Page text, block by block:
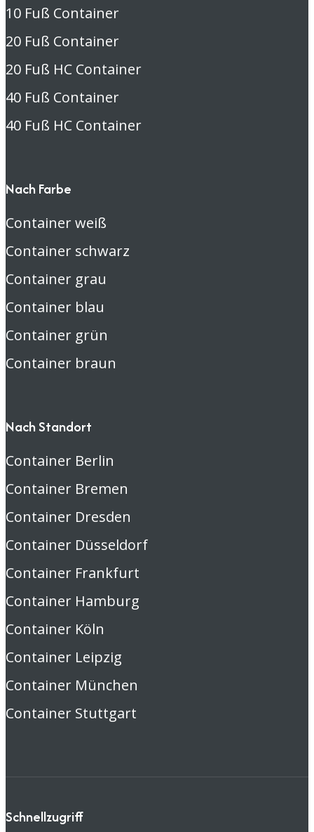
10 Fuß Container
20 Fuß Container
20 Fuß HC Container
40 Fuß Container
40 Fuß HC Container
Nach Farbe
Container weiß
Container schwarz
Container grau
Container blau
Container grün
Container braun
Nach Standort
Container Berlin
Container Bremen
Container Dresden
Container Düsseldorf
Container Frankfurt
Container Hamburg
Container Köln
Container Leipzig
Container München
Container Stuttgart
Schnellzugriff